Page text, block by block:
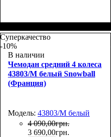
Суперкачество
-10%
В наличии
Чемодан средний 4 колеса
43803/M белый Snowball
(Франция)
Модель: 43803/M белый
4 090,00грн.
3 690,00грн.